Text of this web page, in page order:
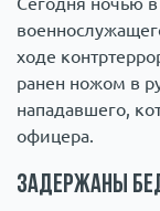
ходе
ранен ножом в
нападавшего,
офицера.
Задержаны